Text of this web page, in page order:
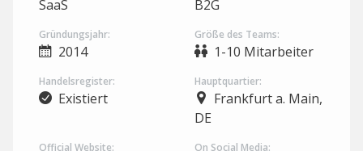
SaaS B2G
Gründungsjahr:
2014
Größe des Teams:
1-10 Mitarbeiter
Handelsregister:
Existiert
Hauptquartier:
Frankfurt a. Main,
DE
Official Website: On Social Media: